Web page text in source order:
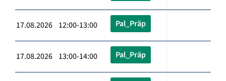
17.08.2026 12:00-13:00 Pal_Präp
17.08.2026 13:00-14:00 Pal_Präp